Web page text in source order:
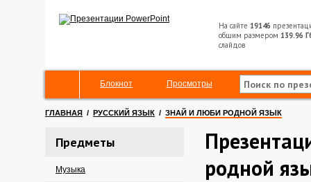
На сайте 19146
общим размером 139.96
слайдов
Блокнот Просмотры
ГЛАВНАЯ / РУССКИЙ ЯЗЫК / ЗНАЙ И ЛЮБИ РОДНОЙ ЯЗЫК
Предметы
Музыка
родной